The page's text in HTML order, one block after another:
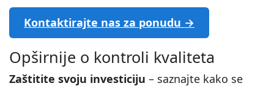
Kontaktirajte nas za ponudu →
Opširnije o kontroli kvaliteta
Zaštitite svoju investiciju – saznajte kako se